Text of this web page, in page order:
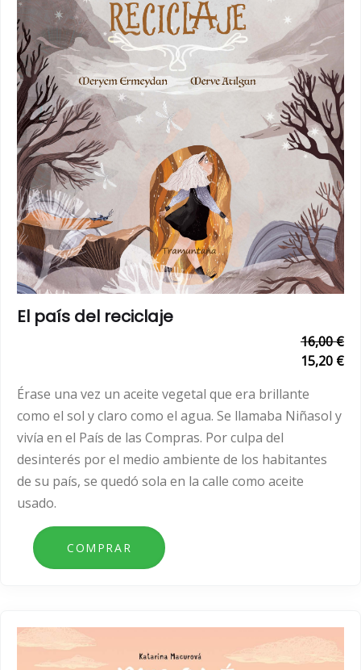
El país del reciclaje
16,00 €
15,20 €
Érase una vez un aceite vegetal que era brillante
como el sol y claro como el agua. Se llamaba Niñasol y
vivía en el País de las Compras. Por culpa del
desinterés por el medio ambiente de los habitantes
de su país, se quedó sola en la calle como aceite
usado.